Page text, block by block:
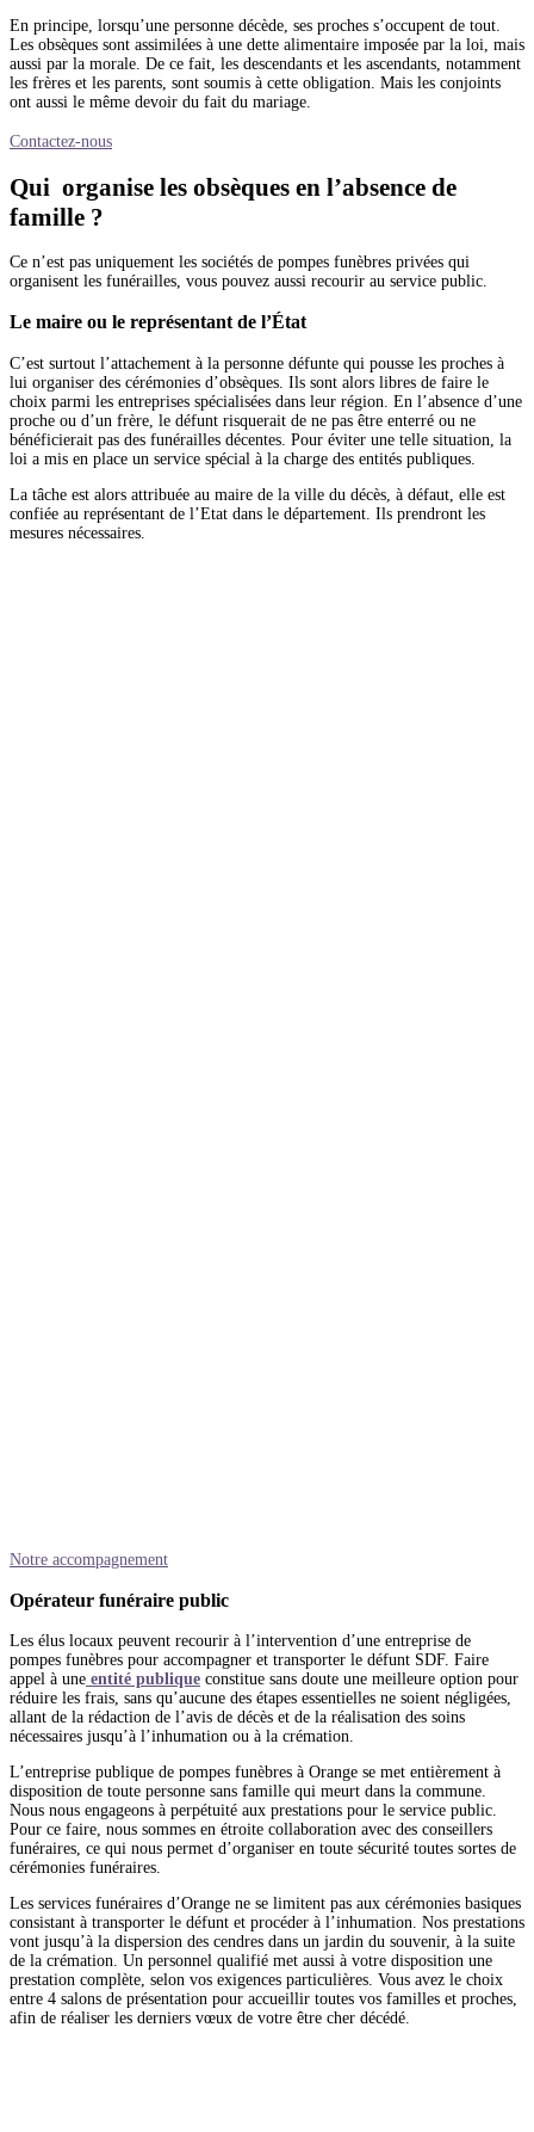
En principe, lorsqu’une personne décède, ses proches s’occupent de tout.
Les obsèques sont assimilées à une dette alimentaire imposée par la loi, mais
aussi par la morale. De ce fait, les descendants et les ascendants, notamment
les frères et les parents, sont soumis à cette obligation. Mais les conjoints
ont aussi le même devoir du fait du mariage.
Contactez-nous
Qui organise les obsèques en l’absence de
famille ?
Ce n’est pas uniquement les sociétés de pompes funèbres privées qui
organisent les funérailles, vous pouvez aussi recourir au service public.
Le maire ou le représentant de l’État
C’est surtout l’attachement à la personne défunte qui pousse les proches à
lui organiser des cérémonies d’obsèques. Ils sont alors libres de faire le
choix parmi les entreprises spécialisées dans leur région. En l’absence d’une
proche ou d’un frère, le défunt risquerait de ne pas être enterré ou ne
bénéficierait pas des funérailles décentes. Pour éviter une telle situation, la
loi a mis en place un service spécial à la charge des entités publiques.
La tâche est alors attribuée au maire de la ville du décès, à défaut, elle est
confiée au représentant de l’Etat dans le département. Ils prendront les
mesures nécessaires.
Notre accompagnement
Opérateur funéraire public
Les élus locaux peuvent recourir à l’intervention d’une entreprise de
pompes funèbres pour accompagner et transporter le défunt SDF. Faire
appel à une entité publique constitue sans doute une meilleure option pour
réduire les frais, sans qu’aucune des étapes essentielles ne soient négligées,
allant de la rédaction de l’avis de décès et de la réalisation des soins
nécessaires jusqu’à l’inhumation ou à la crémation.
L’entreprise publique de pompes funèbres à Orange se met entièrement à
disposition de toute personne sans famille qui meurt dans la commune.
Nous nous engageons à perpétuité aux prestations pour le service public.
Pour ce faire, nous sommes en étroite collaboration avec des conseillers
funéraires, ce qui nous permet d’organiser en toute sécurité toutes sortes de
cérémonies funéraires.
Les services funéraires d’Orange ne se limitent pas aux cérémonies basiques
consistant à transporter le défunt et procéder à l’inhumation. Nos prestations
vont jusqu’à la dispersion des cendres dans un jardin du souvenir, à la suite
de la crémation. Un personnel qualifié met aussi à votre disposition une
prestation complète, selon vos exigences particulières. Vous avez le choix
entre 4 salons de présentation pour accueillir toutes vos familles et proches,
afin de réaliser les derniers vœux de votre être cher décédé.